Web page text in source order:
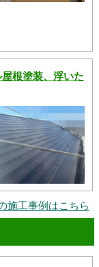
根塗装、浮いた
施工事例はこちら